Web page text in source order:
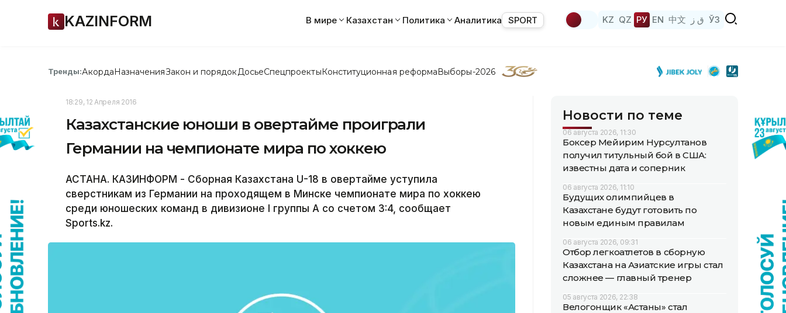
KAZINFORM В мире Казахстан Политика Аналитика SPORT KZ QZ РУ EN 中文 ق ز ЎЗ
Тренды:АкордаНазначенияЗакон и порядок ДосьеСпецпроектыКонституционная реформаВыборы-2026
18:29, 12 Апреля 2016
Казахстанские юноши в овертайме проиграли
Германии на чемпионате мира по хоккею
АСТАНА. КАЗИНФОРМ - Сборная Казахстана U-18 в овертайме уступила
сверстникам из Германии на проходящем в Минске чемпионате мира по хоккею
среди юношеских команд в дивизионе I группы А со счетом 3:4, сообщает
Sports.kz.
Новости по теме
06 августа 2026, 11:30
Боксер Мейирим Нурсултанов
получил титульный бой в США:
известны дата и соперник
06 августа 2026, 11:10
Будущих олимпийцев в
Казахстане будут готовить по
новым единым правилам
06 августа 2026, 09:31
Отбор легкоатлетов в сборную
Казахстана на Азиатские игры стал
сложнее — главный тренер
05 августа 2026, 22:38
Велогонщик «Астаны» стал